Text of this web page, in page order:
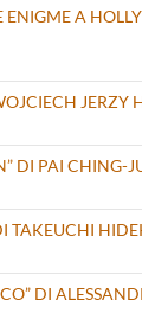
ENIGME A
JERZY
DI PAI CHING-
TAKEUCHI
DI